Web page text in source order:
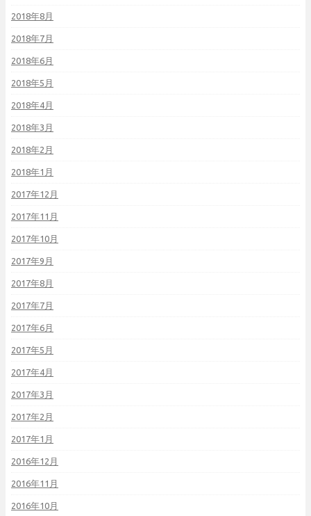
2018年8月
2018年7月
2018年6月
2018年5月
2018年4月
2018年3月
2018年2月
2018年1月
2017年12月
2017年11月
2017年10月
2017年9月
2017年8月
2017年7月
2017年6月
2017年5月
2017年4月
2017年3月
2017年2月
2017年1月
2016年12月
2016年11月
2016年10月